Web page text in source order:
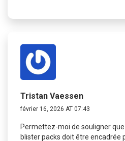
Tristan Vaessen
février 16, 2026 AT 07:43
Permettez-moi de souligner
blister packs doit être encadrée